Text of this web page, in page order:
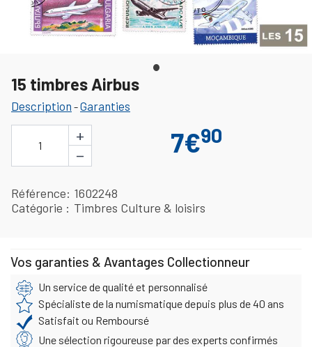
15 timbres Airbus
Description -Garanties
1
+
−
7€90
Référence 1602248
Catégorie
Timbres Culture & loisirs
Vos garanties & Avantages Collectionneur
Un service de qualité et personnalisé
Spécialiste de la numismatique depuis plus de 40 ans
Satisfait ou Remboursé
Une sélection rigoureuse par des experts confirmés